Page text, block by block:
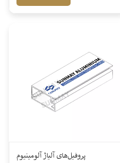
پروفیل‌های آلیاژ آلومینیوم